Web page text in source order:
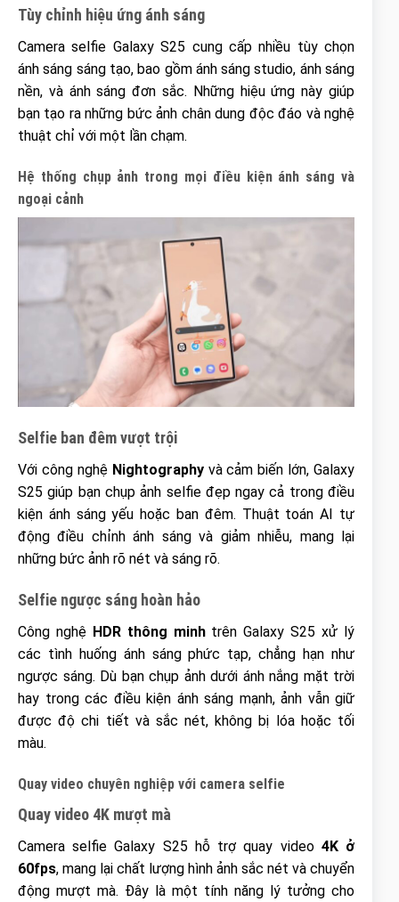
Tùy chỉnh hiệu ứng ánh sáng
Camera selfie Galaxy S25 cung cấp nhiều tùy chọn
ánh sáng sáng tạo, bao gồm ánh sáng studio, ánh sáng
nền, và ánh sáng đơn sắc. Những hiệu ứng này giúp
bạn tạo ra những bức ảnh chân dung độc đáo và nghệ
thuật chỉ với một lần chạm.
Hệ thống chụp ảnh trong mọi điều kiện ánh sáng và
ngoại cảnh
Selfie ban đêm vượt trội
Với công nghệ Nightographyvà cảm biến lớn, Galaxy
S25 giúp bạn chụp ảnh selfie đẹp ngay cả trong điều
kiện ánh sáng yếu hoặc ban đêm. Thuật toán AI tự
động điều chỉnh ánh sáng và giảm nhiễu, mang lại
những bức ảnh rõ nét và sáng rõ.
Selfie ngược sáng hoàn hảo
Công nghệ HDR thông minhtrên Galaxy S25 xử lý
các tình huống ánh sáng phức tạp, chẳng hạn như
ngược sáng. Dù bạn chụp ảnh dưới ánh nắng mặt trời
hay trong các điều kiện ánh sáng mạnh, ảnh vẫn giữ
được độ chi tiết và sắc nét, không bị lóa hoặc tối
màu.
Quay video chuyên nghiệp với camera selfie
Quay video 4K mượt mà
Camera selfie Galaxy S25 hỗ trợ quay video 4K ở
60fps, mang lại chất lượng hình ảnh sắc nét và chuyển
động mượt mà. Đây là một tính năng lý tưởng cho